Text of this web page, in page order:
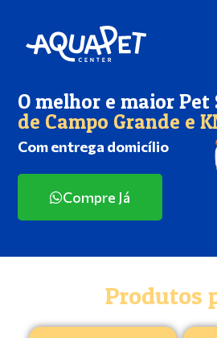
O melhor e maior Pet
de Campo Grande e
Com entrega domicílio
Compre Já
Produtos